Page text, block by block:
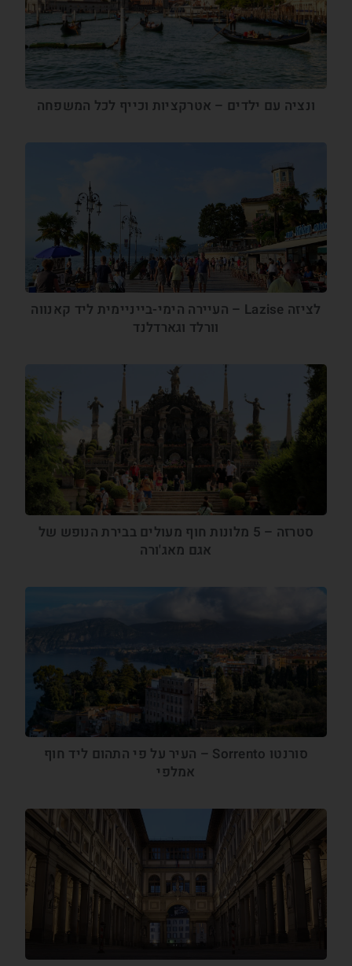
ונציה עם ילדים – אטרקציות וכייף לכל המשפחה
לציזה Lazise – העיירה הימי-בייניימית ליד קאנווה
וורלד וגארדלנד
סטרזה – 5 מלונות חוף מעולים בבירת הנופש של
אגם מאג'ורה
סורנטו Sorrento – העיר על פי התהום ליד חוף
אמלפי